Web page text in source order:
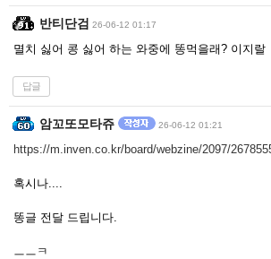
반티단검 26-06-12 01:17
멸치 싫어 콩 싫어 하는 와중에 똥먹을래? 이지랄
답글
암꼬또모타쥬 26-06-12 01:21
https://m.inven.co.kr/board/webzine/2097/
혹시나....
똥글 전달 드립니다.
ㅡㅡㅋ